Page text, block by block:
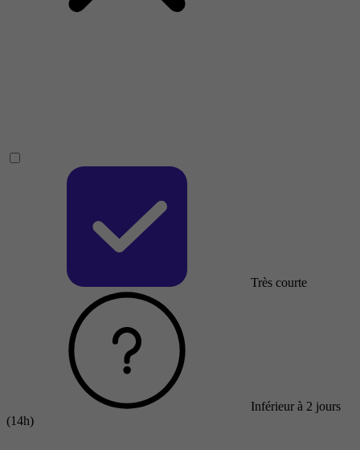
Très courte
Inférieur à 2 jours
(14h)